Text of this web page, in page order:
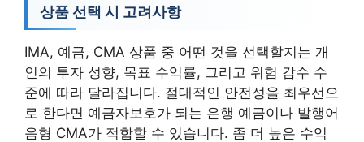
상품 선택 시 고려사항
IMA, 예금, CMA 상품 중 어떤 것을 선택할지는 개
인의 투자 성향, 목표 수익률, 그리고 위험 감수 수
준에 따라 달라집니다. 절대적인 안전성을 최우선으
로 한다면 예금자보호가 되는 은행 예금이나 발행어
음형 CMA가 적합할 수 있습니다. 좀 더 높은 수익